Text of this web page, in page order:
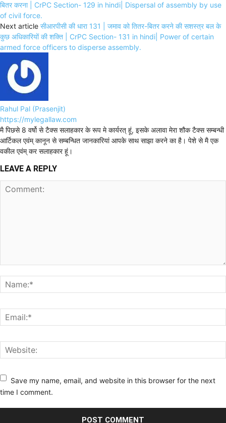
बितर करना | CrPC Section- 129 in hindi| Dispersal of assembly by use
of civil force.
Next article सीआरपीसी की धारा 131 | जमाव को तितर-बितर करने की सशस्त्र बल के
कुछ अधिकारियों की शक्ति | CrPC Section- 131 in hindi| Power of certain
armed force officers to disperse assembly.
Rahul Pal (Prasenjit)
https://mylegallaw.com
मै पिछसे 8 वर्षो से टैक्स सलाहकार के रूप मे कार्यरत् हूं, इसके अलावा मेरा शौक टैक्स सम्बन्धी
आर्टिकल एवंम् कानून से सम्बन्धित जानकारियां आपके साथ साझा करने का है। पेशे से मै एक
वकील एवंम् कर सलाहकार हूं।
LEAVE A REPLY
Save my name, email, and website in this browser for the next
time I comment.